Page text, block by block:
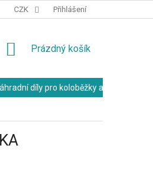
CZK Přihlášení
NÁKUPNÍ
Prázdný košík
díly pro koloběžky a tříkolky